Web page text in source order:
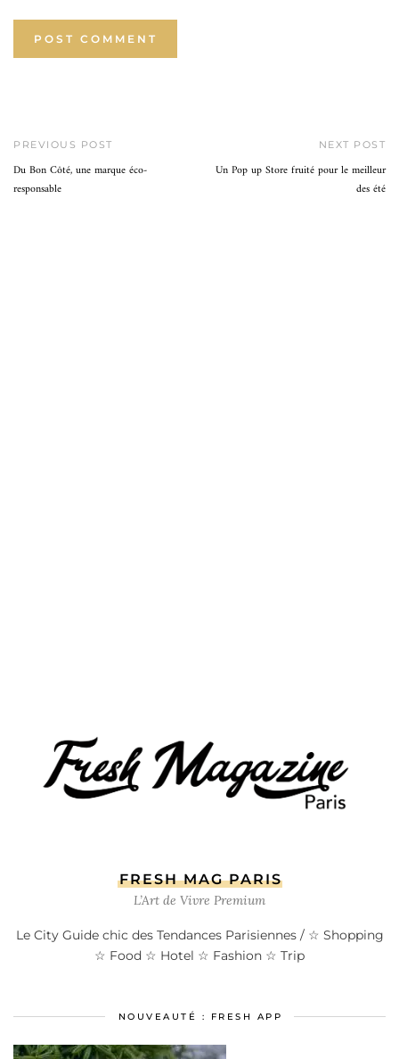
PREVIOUS POST
Du Bon Côté, une marque éco-
responsable
NEXT POST
Un Pop up Store fruité pour le meilleur
des été
FRESH MAG PARIS
L’Art de Vivre Premium
Le City Guide chic des Tendances Parisiennes / ☆ Shopping
☆ Food ☆ Hotel ☆ Fashion ☆ Trip
NOUVEAUTÉ : FRESH APP